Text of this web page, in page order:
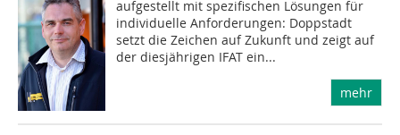
aufgestellt mit spezifischen Lösungen für
individuelle Anforderungen: Doppstadt
setzt die Zeichen auf Zukunft und zeigt auf
der diesjährigen IFAT ein...
mehr